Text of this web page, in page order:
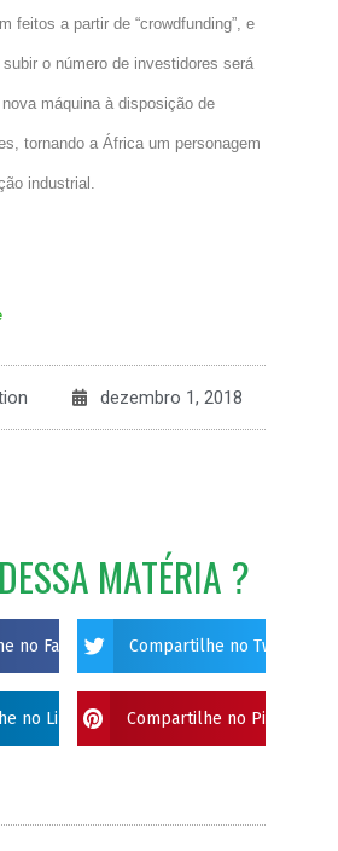
feitos a partir de “crowdfunding”, e
o número de investidores será
máquina à disposição de
tornando a África um personagem
industrial.
dezembro 1, 2018
MATÉRIA ?
no Facebook Compartilhe no Twitter
no Linkdin Compartilhe no Pinterest